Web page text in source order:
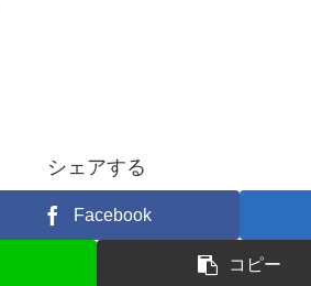
シェアする
Facebook
コピー